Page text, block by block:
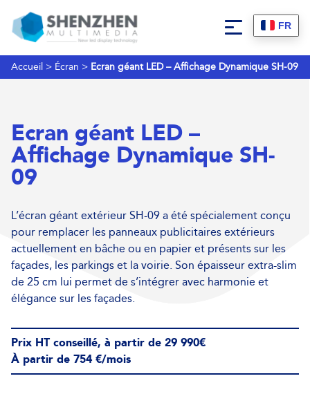
FR
Accueil > Écran > Ecran géant LED – Affichage Dynamique SH-09
Ecran géant LED –
Affichage Dynamique SH-
09
L’écran géant extérieur SH-09 a été spécialement conçu
pour remplacer les panneaux publicitaires extérieurs
actuellement en bâche ou en papier et présents sur les
façades, les parkings et la voirie. Son épaisseur extra-slim
de 25 cm lui permet de s’intégrer avec harmonie et
élégance sur les façades.
Prix HT conseillé, à partir de 29 990€
À partir de 754 €/mois